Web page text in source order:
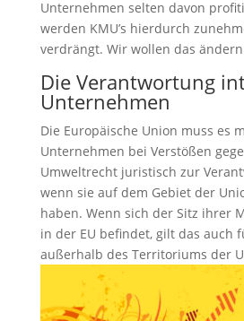
Unternehmen selten davon
werden KMU’s hierdurch
verdrängt. Wir wollen das
Die Verantwortung
Unternehmen
Die Europäische Union muss es
Unternehmen bei Verstößen
Umweltrecht juristisch zur
wenn sie auf dem Gebiet der
haben. Wenn sich der Sitz ihrer
in der EU befindet, gilt das auch
außerhalb des Territoriums der